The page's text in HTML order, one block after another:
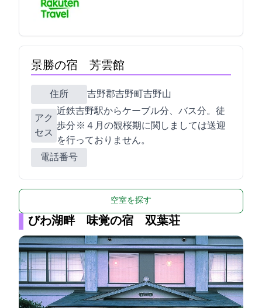
景勝の宿 芳雲館
住所 吉野郡吉野町吉野山2340
アク
セス
近鉄吉野駅からケーブル3分、バス7分。徒
歩30分 ※４月の観桜期に関しましては送迎
を行っておりません。
電話番号
空室を探す
びわ湖畔 味覚の宿 双葉荘